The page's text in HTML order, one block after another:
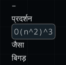
–
प्रदर्शन
O(n^2)^3
जैसा
बिगड़